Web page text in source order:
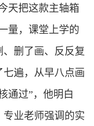
天把这款主轴箱
量，课堂上学的
删了画、反反复
遍，从早八点画
通过”，他明白
业老师强调的实